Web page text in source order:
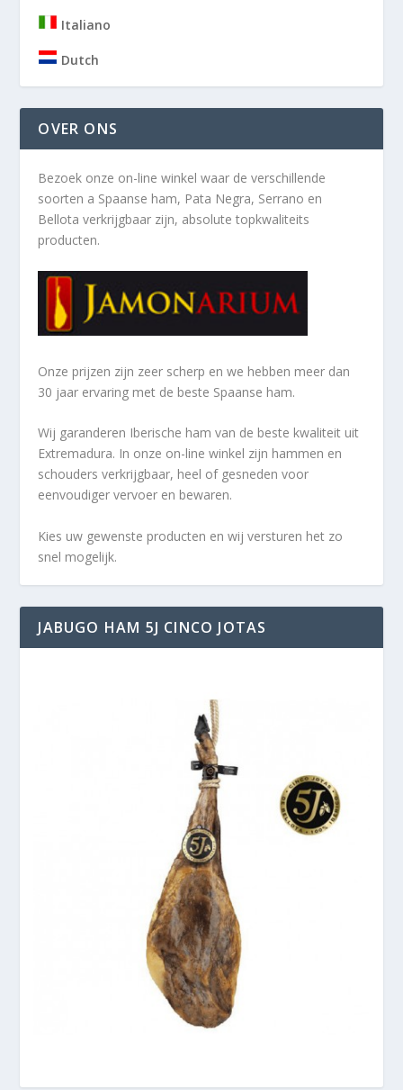
Italiano
Dutch
OVER ONS
Bezoek onze on-line winkel waar de verschillende
soorten a Spaanse ham, Pata Negra, Serrano en
Bellota verkrijgbaar zijn, absolute topkwaliteits
producten.
Onze prijzen zijn zeer scherp en we hebben meer dan
30 jaar ervaring met de beste Spaanse ham.
Wij garanderen Iberische ham van de beste kwaliteit uit
Extremadura. In onze on-line winkel zijn hammen en
schouders verkrijgbaar, heel of gesneden voor
eenvoudiger vervoer en bewaren.
Kies uw gewenste producten en wij versturen het zo
snel mogelijk.
JABUGO HAM 5J CINCO JOTAS